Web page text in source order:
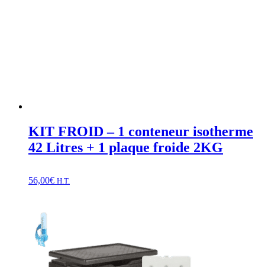
KIT FROID – 1 conteneur isotherme
42 Litres + 1 plaque froide 2KG
56,00€ H.T.